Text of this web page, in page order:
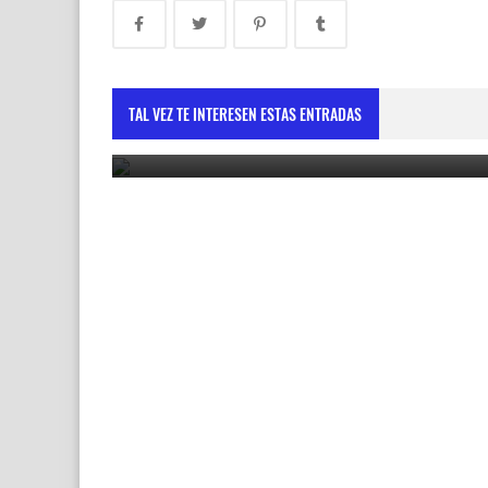
TAL VEZ TE INTERESEN ESTAS ENTRADAS
Europea como motor de desarrollo sostenible
May 30, 2025